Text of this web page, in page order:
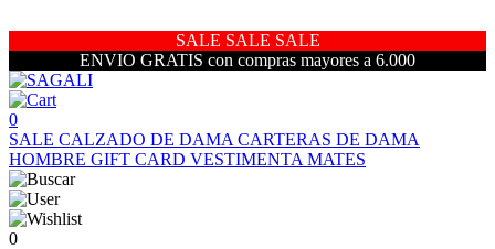
SALE SALE SALE
ENVIO GRATIS con compras mayores a 6.000
0
SALE CALZADO DE DAMA CARTERAS DE DAMA
HOMBRE GIFT CARD VESTIMENTA MATES
0